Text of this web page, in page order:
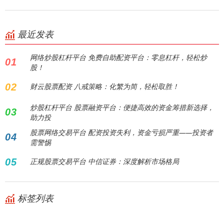
最近发表
01
网络炒股杠杆平台 免费自助配资平台：零息杠杆，轻松炒
股！
02 财云股票配资 八戒策略：化繁为简，轻松取胜！
03
炒股杠杆平台 股票融资平台：便捷高效的资金筹措新选择，
助力投
04
股票网络交易平台 配资投资失利，资金亏损严重——投资者
需警惕
05 正规股票交易平台 中信证券：深度解析市场格局
标签列表